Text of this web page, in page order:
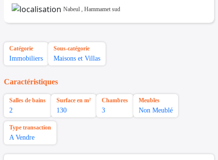
Nabeul , Hammamet sud
Catégorie
Immobiliers
Sous-catégorie
Maisons et Villas
Caractéristiques
Salles de bains
2
Surface en m²
130
Chambres
3
Meubles
Non Meublé
Type transaction
A Vendre